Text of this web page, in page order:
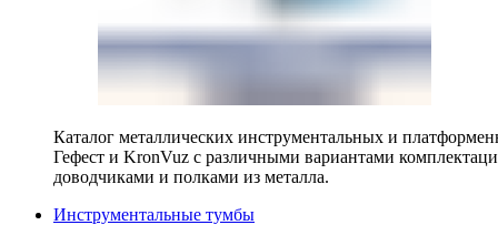
Каталог металлических инструментальных и
Гефест и KronVuz с различными вариантами
доводчиками и полками из металла.
Инструментальные тумбы